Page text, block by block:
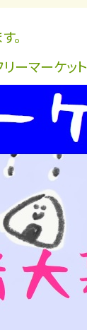
。
ーマーケッ